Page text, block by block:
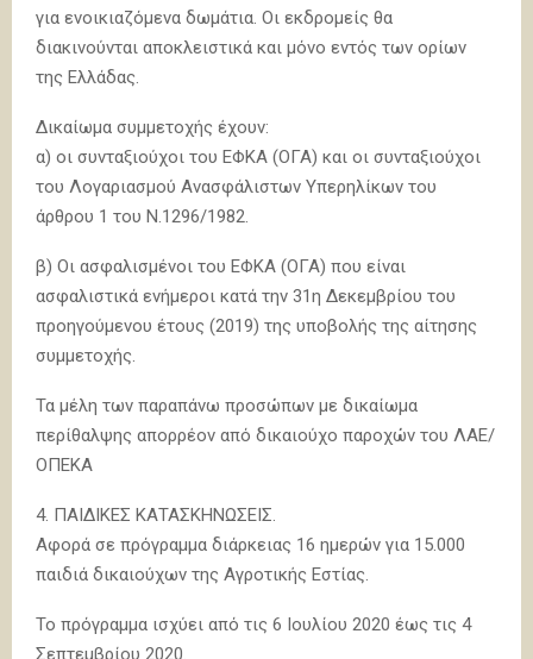
για ενοικιαζόμενα δωμάτια. Οι εκδρομείς θα
διακινούνται αποκλειστικά και μόνο εντός των ορίων
της Ελλάδας.
Δικαίωμα συμμετοχής έχουν:
α) οι συνταξιούχοι του ΕΦΚΑ (ΟΓΑ) και οι συνταξιούχοι
του Λογαριασμού Ανασφάλιστων Υπερηλίκων του
άρθρου 1 του Ν.1296/1982.
β) Οι ασφαλισμένοι του ΕΦΚΑ (ΟΓΑ) που είναι
ασφαλιστικά ενήμεροι κατά την 31η Δεκεμβρίου του
προηγούμενου έτους (2019) της υποβολής της αίτησης
συμμετοχής.
Τα μέλη των παραπάνω προσώπων με δικαίωμα
περίθαλψης απορρέον από δικαιούχο παροχών του ΛΑΕ/
ΟΠΕΚΑ
4. ΠΑΙΔΙΚΕΣ ΚΑΤΑΣΚΗΝΩΣΕΙΣ.
Αφορά σε πρόγραμμα διάρκειας 16 ημερών για 15.000
παιδιά δικαιούχων της Αγροτικής Εστίας.
Το πρόγραμμα ισχύει από τις 6 Ιουλίου 2020 έως τις 4
Σεπτεμβρίου 2020.